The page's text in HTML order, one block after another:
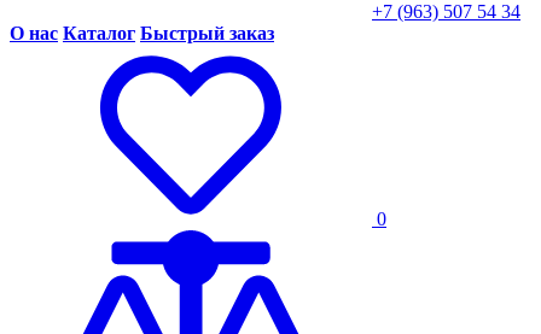
+7 (963) 507 54 34
О нас Каталог Быстрый заказ
0